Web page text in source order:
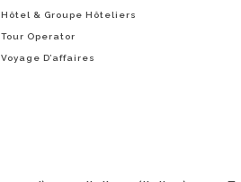
Hôtel & Groupe Hôteliers
Tour Operator
Voyage D’affaires